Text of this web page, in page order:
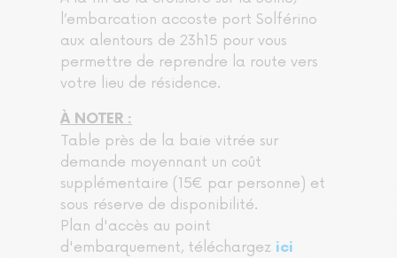
l’embarcation accoste port Solférino
aux alentours de 23h15 pour vous
permettre de reprendre la route vers
votre lieu de résidence.
À NOTER :
Table près de la baie vitrée sur
demande moyennant un coût
supplémentaire (15€ par personne) et
sous réserve de disponibilité.
Plan d'accès au point
d'embarquement, téléchargez ici